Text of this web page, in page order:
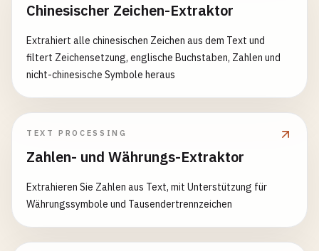
Chinesischer Zeichen-Extraktor
Extrahiert alle chinesischen Zeichen aus dem Text und
filtert Zeichensetzung, englische Buchstaben, Zahlen und
nicht-chinesische Symbole heraus
TEXT PROCESSING
Zahlen- und Währungs-Extraktor
Extrahieren Sie Zahlen aus Text, mit Unterstützung für
Währungssymbole und Tausendertrennzeichen